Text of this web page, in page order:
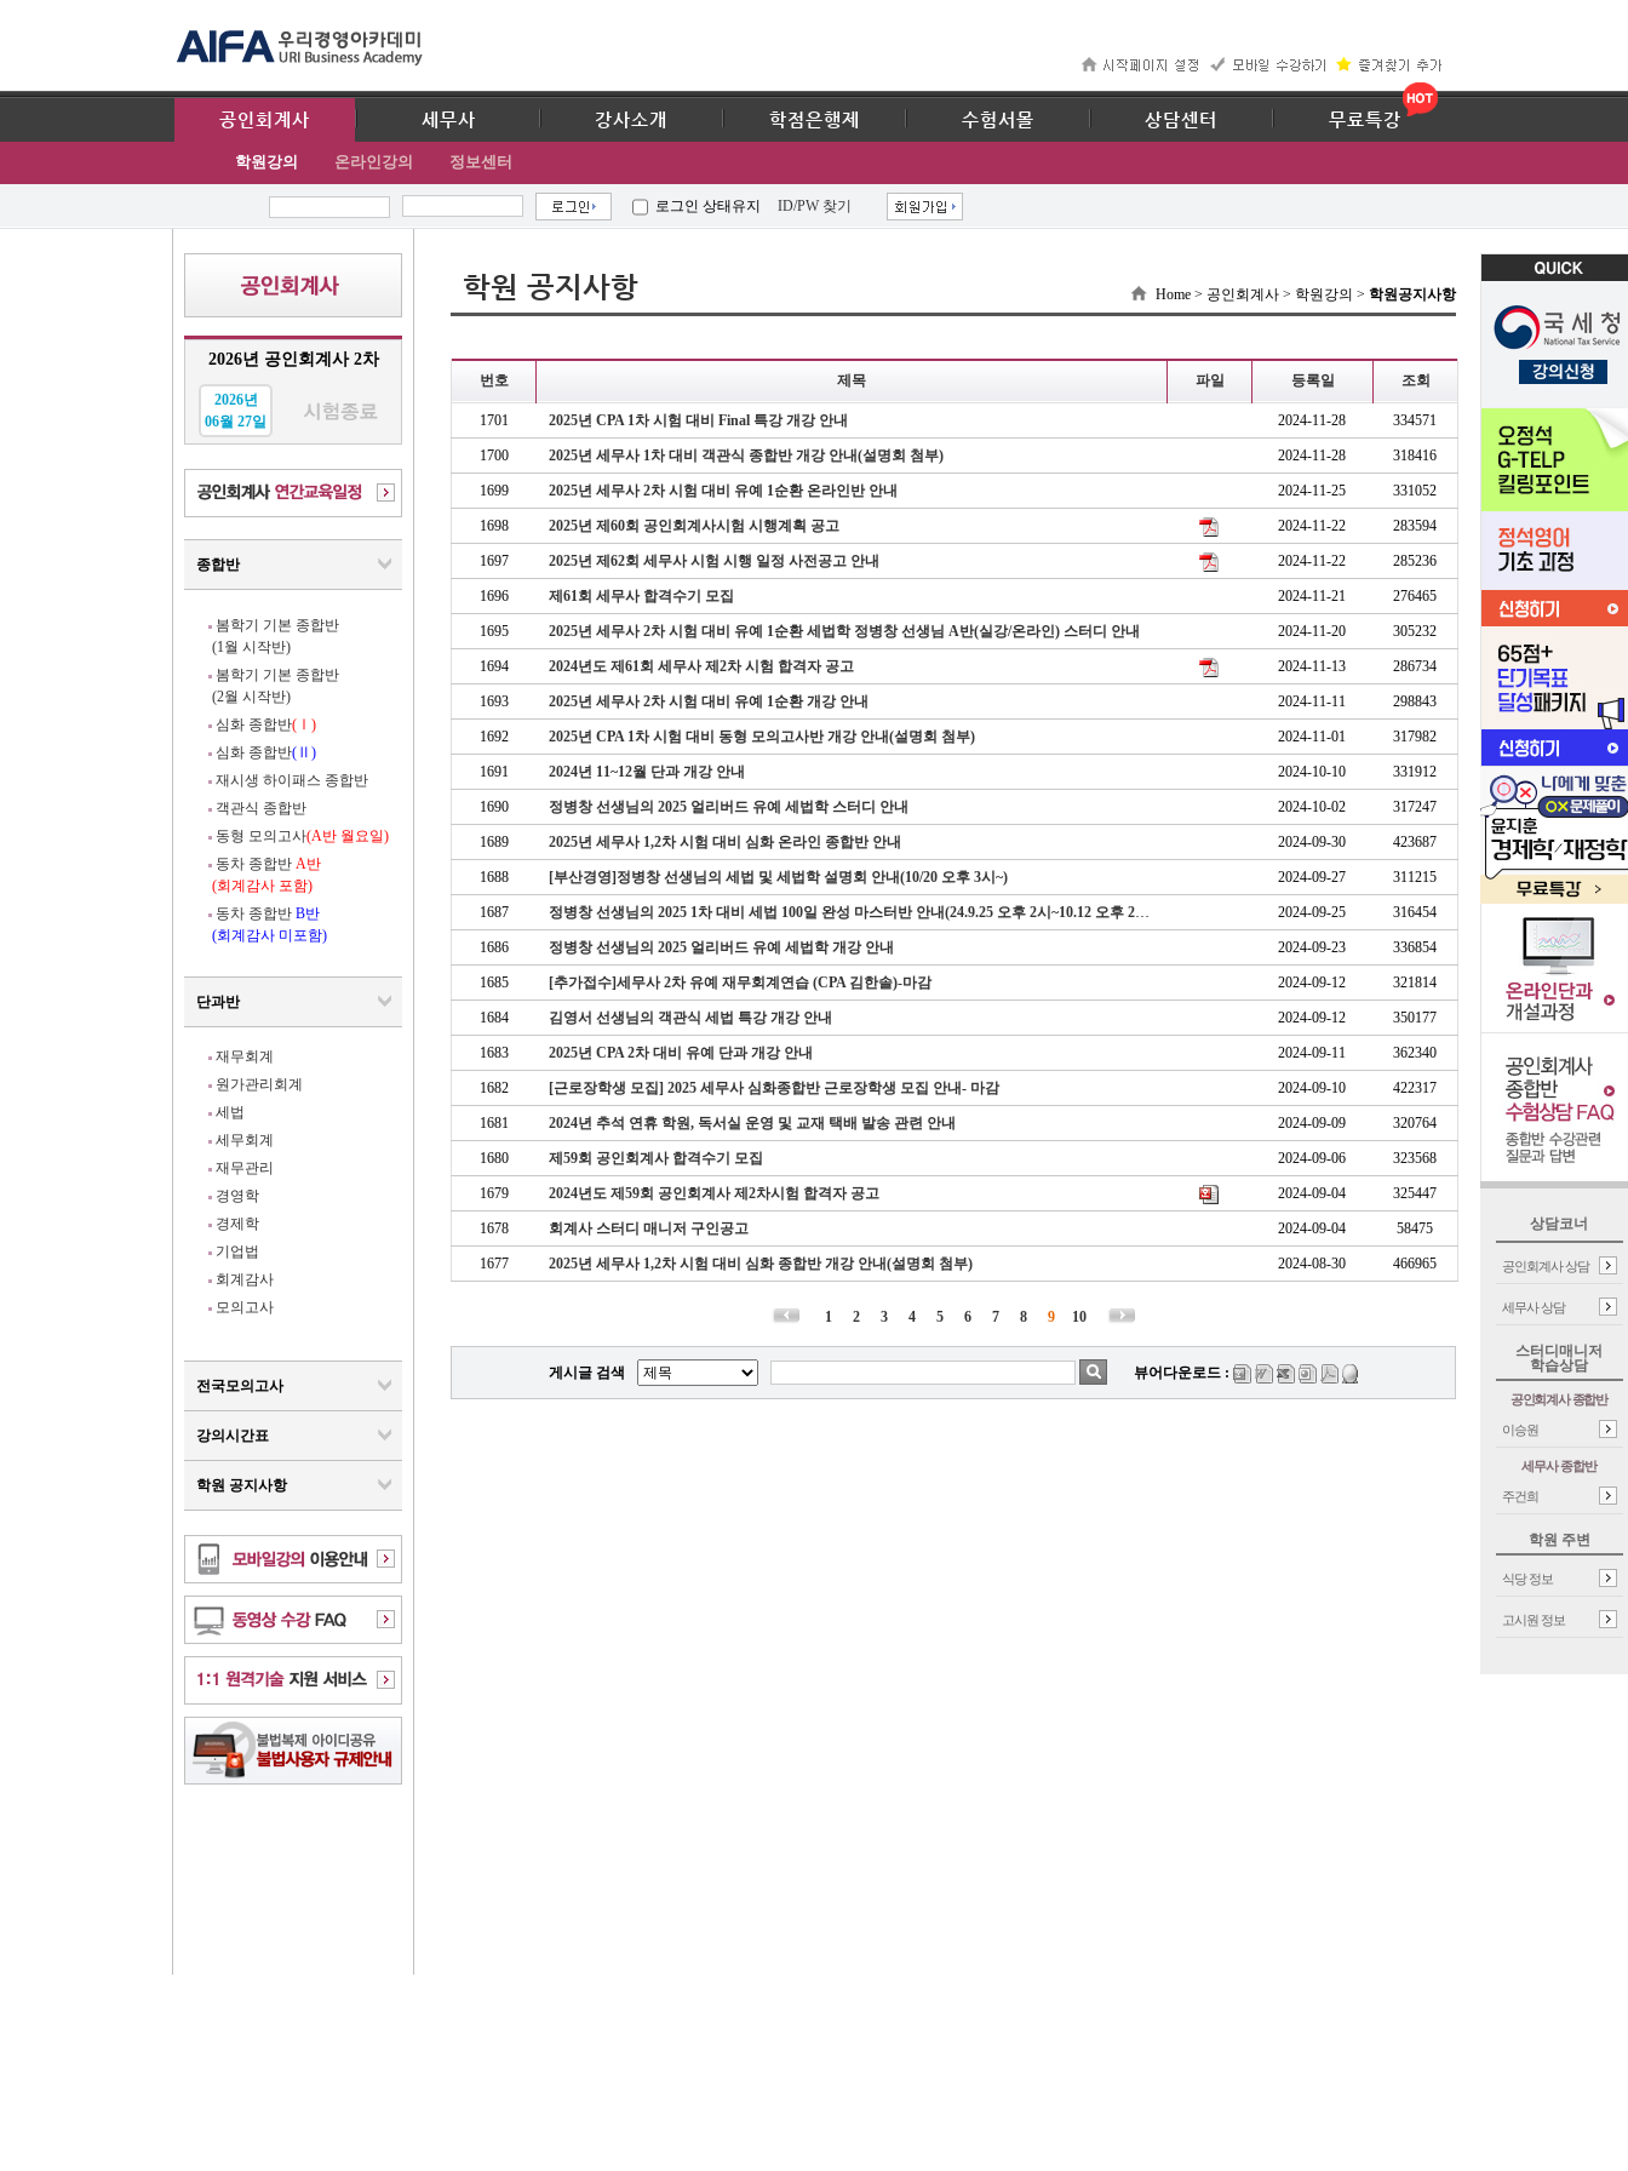
공인회계사
학원강의 온라인강의 정보센터
세무사 강사소개 학점은행제 수험서몰 상담센터 무료특강
로그인 상태유지 ID/PW 찾기
2026년 공인회계사 2차
2026년
06월 27일
종합반
봄학기 기본 종합반
(1월 시작반)
봄학기 기본 종합반
(2월 시작반)
심화 종합반(Ⅰ)
심화 종합반(Ⅱ)
재시생 하이패스 종합반
객관식 종합반
동형 모의고사(A반 월요일)
동차 종합반 A반
(회계감사 포함)
동차 종합반 B반
(회계감사 미포함)
단과반
재무회계
원가관리회계
세법
세무회계
재무관리
경영학
경제학
기업법
회계감사
모의고사
전국모의고사
강의시간표
학원 공지사항
학원 공지사항 Home > 공인회계사 > 학원강의 > 학원공지사항
번호 제목 파일 등록일 조회
1701 2025년 CPA 1차 시험 대비 Final 특강 개강 안내 2024-11-28 334571
1700 2025년 세무사 1차 대비 객관식 종합반 개강 안내(설명회 첨부) 2024-11-28 318416
1699 2025년 세무사 2차 시험 대비 유예 1순환 온라인반 안내 2024-11-25 331052
1698 2025년 제60회 공인회계사시험 시행계획 공고 2024-11-22 283594
1697 2025년 제62회 세무사 시험 시행 일정 사전공고 안내 2024-11-22 285236
1696 제61회 세무사 합격수기 모집 2024-11-21 276465
1695 2025년 세무사 2차 시험 대비 유예 1순환 세법학 정병창 선생님 A반(실강/온라인) 스터디 안내 2024-11-20 305232
1694 2024년도 제61회 세무사 제2차 시험 합격자 공고 2024-11-13 286734
1693 2025년 세무사 2차 시험 대비 유예 1순환 개강 안내 2024-11-11 298843
1692 2025년 CPA 1차 시험 대비 동형 모의고사반 개강 안내(설명회 첨부) 2024-11-01 317982
1691 2024년 11~12월 단과 개강 안내 2024-10-10 331912
1690 정병창 선생님의 2025 얼리버드 유예 세법학 스터디 안내 2024-10-02 317247
1689 2025년 세무사 1,2차 시험 대비 심화 온라인 종합반 안내 2024-09-30 423687
1688 [부산경영]정병창 선생님의 세법 및 세법학 설명회 안내(10/20 오후 3시~) 2024-09-27 311215
1687 정병창 선생님의 2025 1차 대비 세법 100일 완성 마스터반 안내(24.9.25 오후 2시~10.12 오후 2시 : 종료) 2024-09-25 316454
1686 정병창 선생님의 2025 얼리버드 유예 세법학 개강 안내 2024-09-23 336854
1685 [추가접수]세무사 2차 유예 재무회계연습 (CPA 김한솔)-마감 2024-09-12 321814
1684 김영서 선생님의 객관식 세법 특강 개강 안내 2024-09-12 350177
1683 2025년 CPA 2차 대비 유예 단과 개강 안내 2024-09-11 362340
1682 [근로장학생 모집] 2025 세무사 심화종합반 근로장학생 모집 안내- 마감 2024-09-10 422317
1681 2024년 추석 연휴 학원, 독서실 운영 및 교재 택배 발송 관련 안내 2024-09-09 320764
1680 제59회 공인회계사 합격수기 모집 2024-09-06 323568
1679 2024년도 제59회 공인회계사 제2차시험 합격자 공고 2024-09-04 325447
1678 회계사 스터디 매니저 구인공고 2024-09-04 58475
1677 2025년 세무사 1,2차 시험 대비 심화 종합반 개강 안내(설명회 첨부) 2024-08-30 466965
1 2 3 4 5 6 7 8 9 10
게시글 검색 뷰어다운로드 :
상담코너
공인회계사 상담
세무사 상담
스터디매니저
학습상담
공인회계사 종합반
이승원
세무사 종합반
주건희
학원 주변
식당 정보
고시원 정보